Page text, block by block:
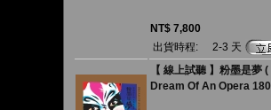
NT$ 7,800
出貨時程:
2-3 天
【 線上試聽 】粉墨是夢
Dream Of An Opera